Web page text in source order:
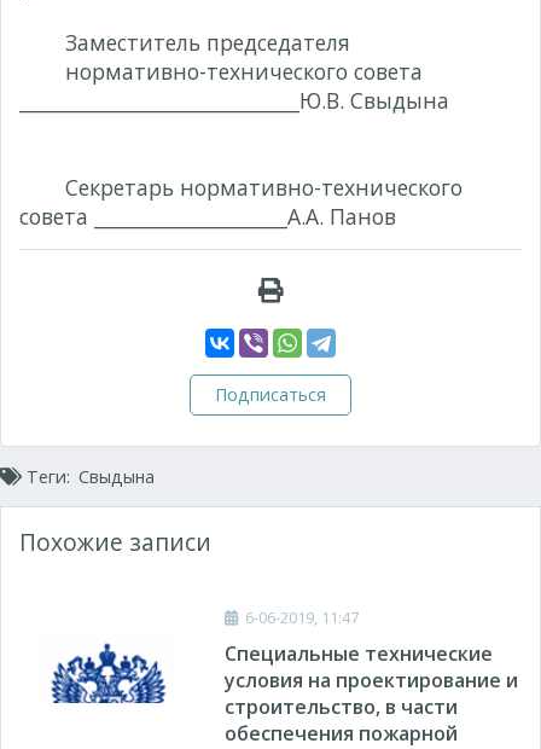
Заместитель председателя
нормативно-технического совета
_____________________________Ю.В. Свыдына
Секретарь нормативно-технического
совета ____________________А.А. Панов
Подписаться
Теги: Свыдына
Похожие записи
6-06-2019, 11:47
Специальные технические
условия на проектирование и
строительство, в части
обеспечения пожарной